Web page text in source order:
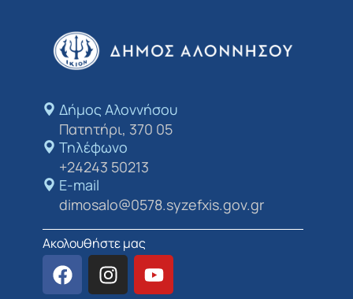
Δήμος Αλοννήσου​
Πατητήρι, 370 05
Τηλέφωνο
+24243 50213
E-mail
dimosalo@0578.syzefxis.gov.gr
Ακολουθήστε μας